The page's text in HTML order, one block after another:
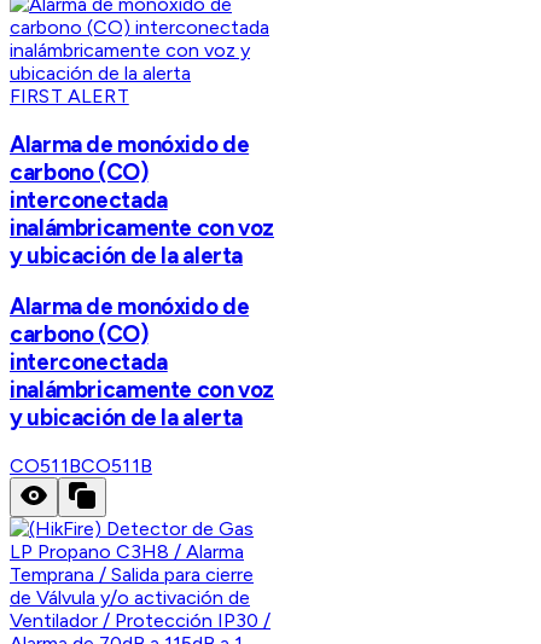
FIRST ALERT
Alarma de monóxido de
carbono (CO)
interconectada
inalámbricamente con voz
y ubicación de la alerta
Alarma de monóxido de
carbono (CO)
interconectada
inalámbricamente con voz
y ubicación de la alerta
CO511BCO511B